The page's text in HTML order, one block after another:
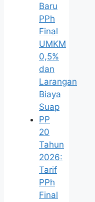
Baru
PPh
Final
UMKM
0,5%
dan
Larangan
Biaya
Suap
PP
20
Tahun
2026:
Tarif
PPh
Final